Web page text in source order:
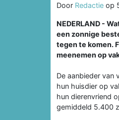
Door Redactie op
NEDERLAND -
een zonnige
tegen te komen.
meenemen op
De aanbieder van
hun huisdier op
hun dierenvriend
gemiddeld 5.400